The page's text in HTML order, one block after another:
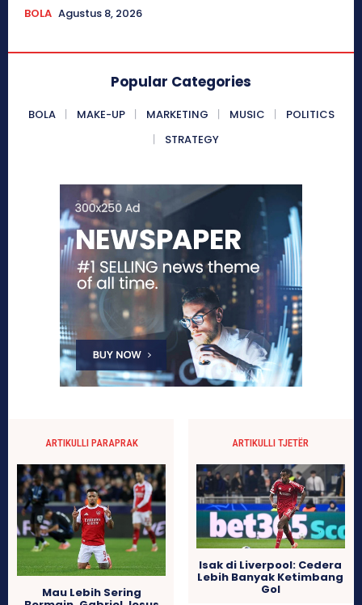
BOLA Agustus 8, 2026
Popular Categories
BOLA MAKE-UP MARKETING MUSIC
POLITICS
STRATEGY
ARTIKULLI PARAPRAK
Mau Lebih Sering
ARTIKULLI TJETËR
Isak di Liverpool: Cedera
Lebih Banyak Ketimbang
Gol